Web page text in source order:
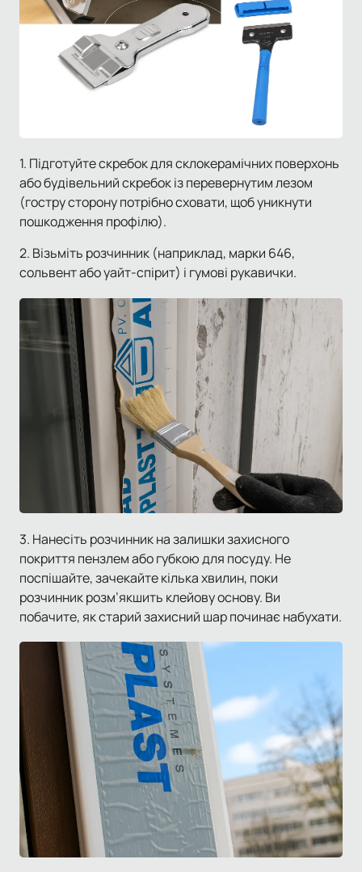
1. Підготуйте скребок для склокерамічних поверхонь
або будівельний скребок із перевернутим лезом
(гостру сторону потрібно сховати, щоб уникнути
пошкодження профілю).
2. Візьміть розчинник (наприклад, марки 646,
сольвент або уайт-спірит) і гумові рукавички.
3. Нанесіть розчинник на залишки захисного
покриття пензлем або губкою для посуду. Не
поспішайте, зачекайте кілька хвилин, поки
розчинник розм’якшить клейову основу. Ви
побачите, як старий захисний шар починає набухати.